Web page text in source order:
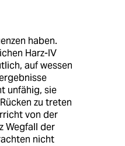
haben.
Harz-IV
auf wessen
unfähig, sie
zu treten
von der
Wegfall der
nicht